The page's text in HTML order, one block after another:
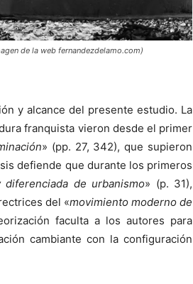
de la web fernandezdelamo.com)
y alcance del presente estudio. La
franquista vieron desde el primer
» (pp. 27, 342), que supieron
defiende que durante los primeros
de urbanismo» (p. 31),
del «movimiento moderno de
faculta a los autores para
cambiante con la configuración